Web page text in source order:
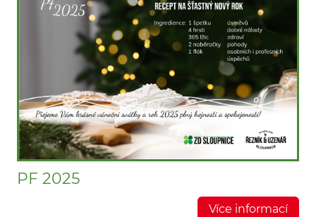
PF 2025
Více informací